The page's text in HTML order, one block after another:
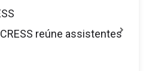
reúne assistentes